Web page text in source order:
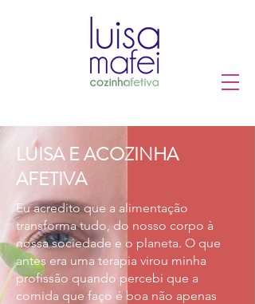
LUISA E ACOZINHA
AFETIVA
Eu acredito que a alimentação
transforma tudo, do nosso corpo à
nossa sociedade e o planeta. O que
antes era uma terapia virou minha
profissão quando percebi que a
comida que faço é boa não apenas